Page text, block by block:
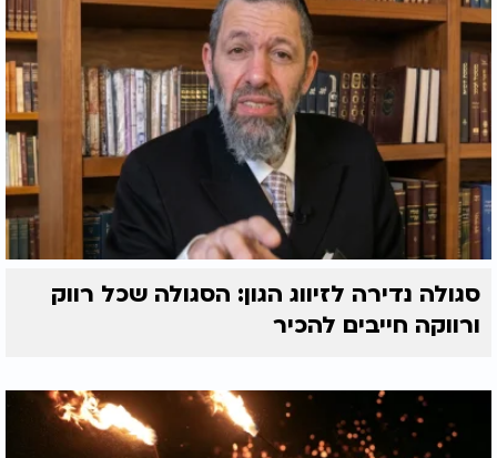
סגולה נדירה לזיווג הגון: הסגולה שכל רווק
ורווקה חייבים להכיר